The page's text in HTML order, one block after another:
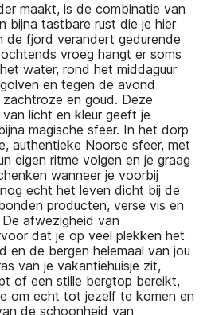
maakt, is de combinatie van
bijna tastbare rust die je hier
fjord verandert gedurende
vroeg hangt er soms
water, rond het middaguur
en tegen de avond
en goud. Deze
licht en kleur geeft je
magische sfeer. In het dorp
authentieke Noorse sfeer, met
eigen ritme volgen en je graag
wanneer je voorbij
echt het leven dicht bij de
producten, verse vis en
afwezigheid van
dat je op veel plekken het
en de bergen helemaal van jou
van je vakantiehuisje zit,
of een stille bergtop bereikt,
om echt tot jezelf te komen en
de schoonheid van